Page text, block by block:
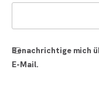
Benachrichtige mich
E-Mail.